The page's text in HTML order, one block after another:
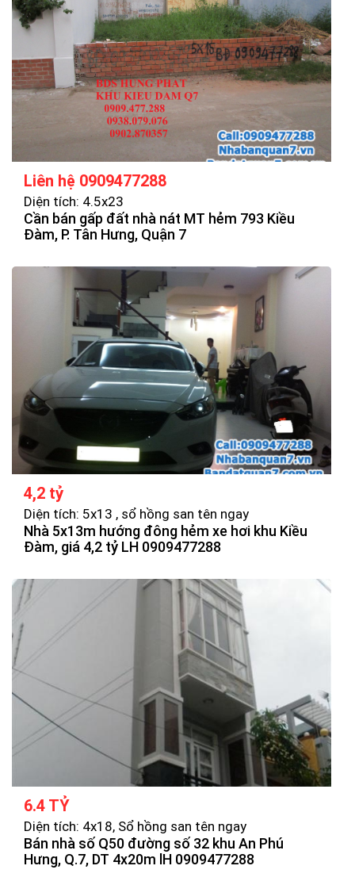
Liên hệ 0909477288
Diện tích: 4.5x23
Cần bán gấp đất nhà nát MT hẻm 793 Kiều
Đàm, P. Tân Hưng, Quận 7
4,2 tỷ
Diện tích: 5x13 , sổ hồng san tên ngay
Nhà 5x13m hướng đông hẻm xe hơi khu Kiều
Đàm, giá 4,2 tỷ LH 0909477288
6.4 TỶ
Diện tích: 4x18, Sổ hồng san tên ngay
Bán nhà số Q50 đường số 32 khu An Phú
Hưng, Q.7, DT 4x20m lH 0909477288